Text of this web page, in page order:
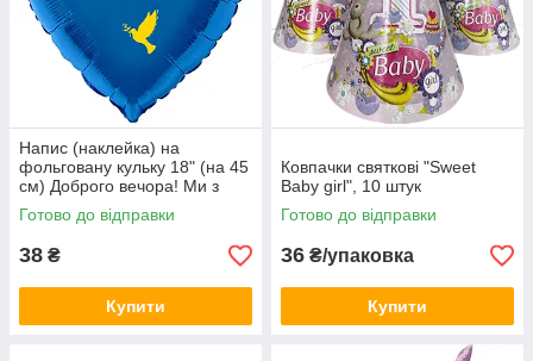
Напис (наклейка) на
фольговану кульку 18" (на 45
см) Доброго вечора! Ми з
України! (будь-який колір)
Готово до відправки
38 ₴
Купити
Ковпачки святкові "Sweet
Baby girl", 10 штук
Готово до відправки
36 ₴/упаковка
Купити